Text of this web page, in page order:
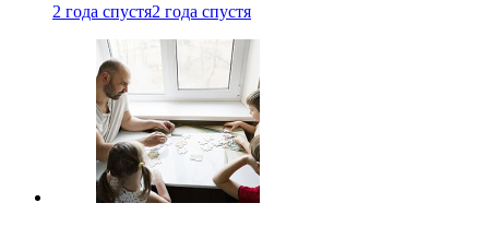
2 года спустя2 года спустя